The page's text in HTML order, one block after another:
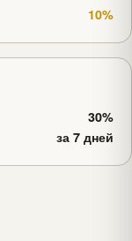
10%
30%
за 7 дней